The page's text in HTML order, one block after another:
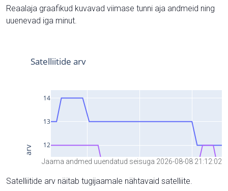
Reaalaja graafikud kuvavad viimase tunni aja andmeid ning
uuenevad iga minut.
Jaama andmed uuendatud seisuga 2026-08-08 21:12:02
Satelliitide arv näitab tugijaamale nähtavaid satelliite.